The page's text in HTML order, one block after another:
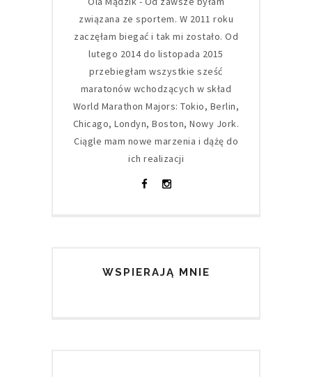
związana ze sportem. W 2011 roku
zaczęłam biegać i tak mi zostało. Od
lutego 2014 do listopada 2015
przebiegłam wszystkie sześć
maratonów wchodzących w skład
World Marathon Majors: Tokio, Berlin,
Chicago, Londyn, Boston, Nowy Jork.
Ciągle mam nowe marzenia i dążę do
ich realizacji
WSPIERAJĄ MNIE